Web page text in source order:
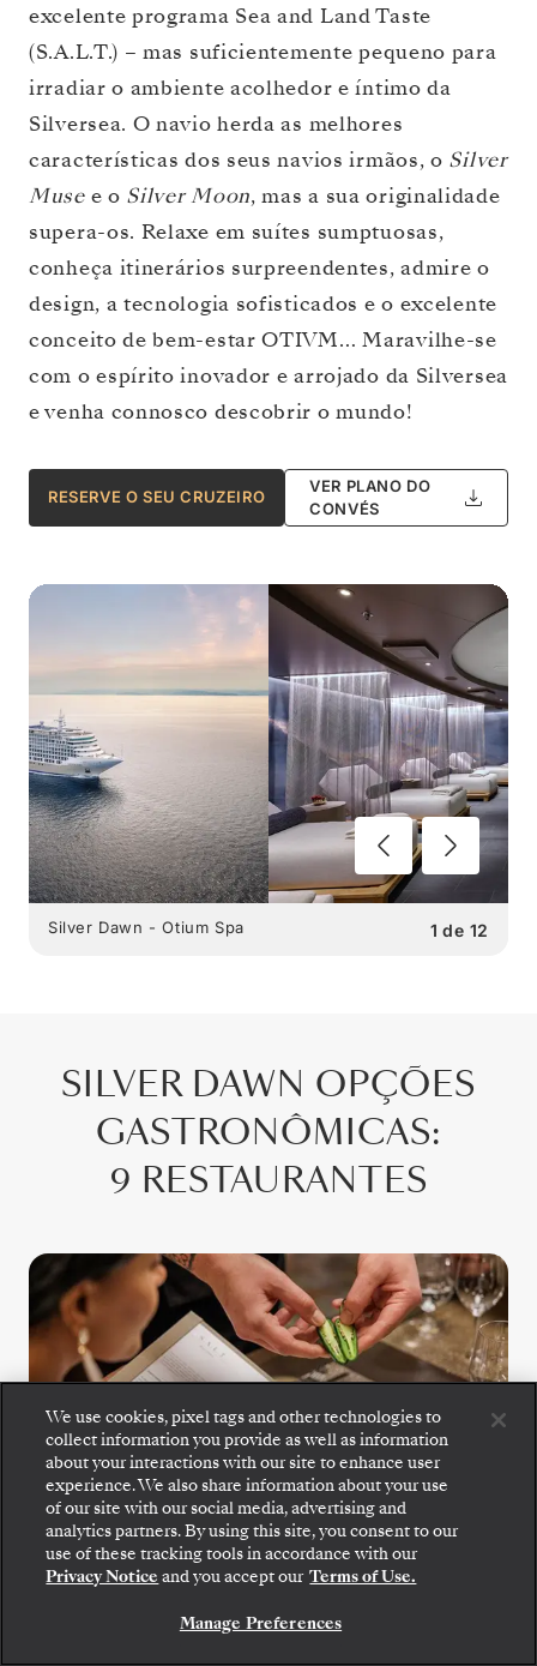
excelente programa Sea and Land Taste
(S.A.L.T.) – mas suficientemente pequeno para
irradiar o ambiente acolhedor e íntimo da
Silversea. O navio herda as melhores
características dos seus navios irmãos, o Silver
Musee o Silver Moon, mas a sua originalidade
supera-os. Relaxe em suítes sumptuosas,
conheça itinerários surpreendentes, admire o
design, a tecnologia sofisticados e o excelente
conceito de bem-estar OTIVM… Maravilhe-se
com o espírito inovador e arrojado da Silversea
e venha connosco descobrir o mundo!
RESERVE O SEU CRUZEIRO
VER PLANO DO
CONVÉS
1 de 12
Silver Dawn - Otium Spa
SILVER DAWN OPÇÕES
GASTRONÔMICAS:
9 RESTAURANTES
S.A.L.T. Kitchen
O S.A.L.T. Kitchen oferece um menu em
constante mudança inspirado no destino, com
todos confecionados com ingredientes de
origem responsável. Com 160 vinhos
We use cookies, pixel tags and other technologies to
collect information you provide as well as information
about your interactions with our site to enhance user
experience. We also share information about your use
of our site with our social media, advertising and
analytics partners. By using this site, you consent to our
use of these tracking tools in accordance with our
Privacy Notice and you accept our Terms of Use.
Manage Preferences